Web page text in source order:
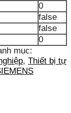
0
false
false
0
mục:
, Thiết bị tự